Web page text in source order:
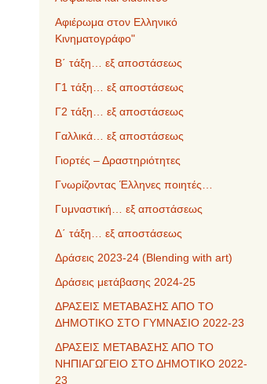
Αφιέρωμα στον Ελληνικό
Κινηματογράφο"
Β΄ τάξη… εξ αποστάσεως
Γ1 τάξη… εξ αποστάσεως
Γ2 τάξη… εξ αποστάσεως
Γαλλικά… εξ αποστάσεως
Γιορτές – Δραστηριότητες
Γνωρίζοντας Έλληνες ποιητές…
Γυμναστική… εξ αποστάσεως
Δ΄ τάξη… εξ αποστάσεως
Δράσεις 2023-24 (Blending with art)
Δράσεις μετάβασης 2024-25
ΔΡΑΣΕΙΣ ΜΕΤΑΒΑΣΗΣ ΑΠΟ ΤΟ
ΔΗΜΟΤΙΚΟ ΣΤΟ ΓΥΜΝΑΣΙΟ 2022-23
ΔΡΑΣΕΙΣ ΜΕΤΑΒΑΣΗΣ ΑΠΟ ΤΟ
ΝΗΠΙΑΓΩΓΕΙΟ ΣΤΟ ΔΗΜΟΤΙΚΟ 2022-
23